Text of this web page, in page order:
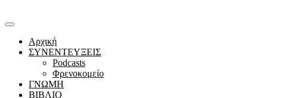
Αρχική
ΣΥΝΕΝΤΕΥΞΕΙΣ
Podcasts
Φρενοκομείο
ΓΝΩΜΗ
ΒΙΒΛΙΟ